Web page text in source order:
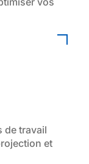
de travail
et